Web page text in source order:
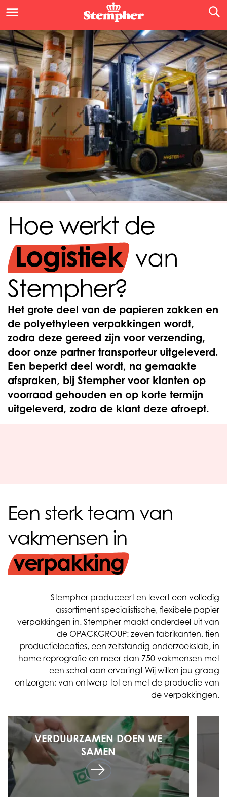
Hoe werkt de
Logistiek van
Stempher?
Het grote deel van de papieren zakken en
de polyethyleen verpakkingen wordt,
zodra deze gereed zijn voor verzending,
door onze partner transporteur uitgeleverd.
Een beperkt deel wordt, na gemaakte
afspraken, bij Stempher voor klanten op
voorraad gehouden en op korte termijn
uitgeleverd, zodra de klant deze afroept.
Een sterk team van
vakmensen in
verpakking
Stempher produceert en levert een volledig
assortiment specialistische, flexibele papier
verpakkingen in. Stempher maakt onderdeel uit van
de OPACKGROUP: zeven fabrikanten, tien
productielocaties, een zelfstandig onderzoekslab, in
home reprografie en meer dan 750 vakmensen met
een schat aan ervaring! Wij willen jou graag
ontzorgen; van ontwerp tot en met de productie van
de verpakkingen.
VERDUURZAMEN DOEN WE
SAMEN